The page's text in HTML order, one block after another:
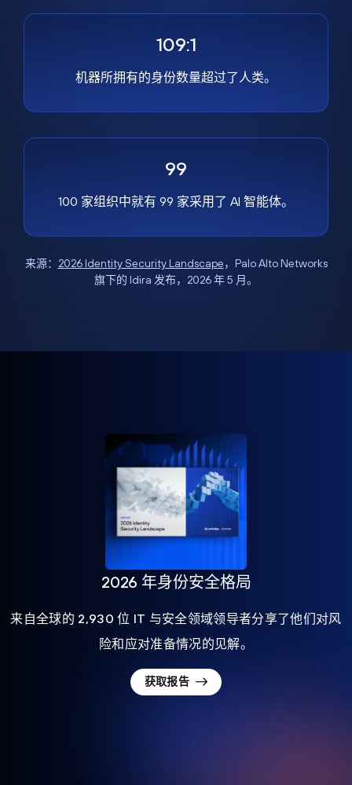
109:1
机器所拥有的身份数量超过了人类。
99
100 家组织中就有 99 家采用了 AI 智能体。
来源： 2026 Identity Security Landscape，Palo Alto Networks
旗下的 Idira 发布，2026 年 5 月。
2026 年身份安全格局
来自全球的 2,930 位 IT 与安全领域领导者分享了他们对风
险和应对准备情况的见解。
获取报告